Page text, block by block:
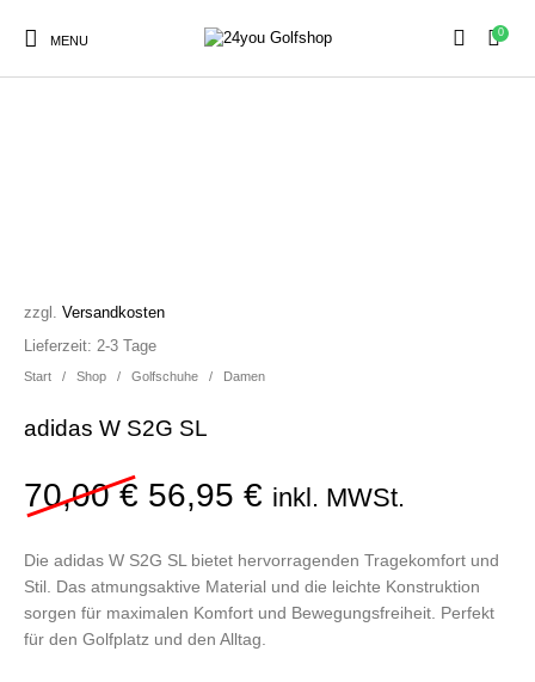
MENU
0
SALE!
Start / Shop / Golfschuhe / Damen
adidas W S2G SL
70,00€ Ursprünglicher Preis
56,95€ Aktueller Preis
inkl. MWSt.
zzgl.Versandkosten
Die adidas W S2G SL bietet hervorragenden Tragekomfort und
Stil. Das atmungsaktive Material und die leichte Konstruktion
sorgen für maximalen Komfort und Bewegungsfreiheit. Perfekt
für den Golfplatz und den Alltag.
Lieferzeit: 2-3 Tage